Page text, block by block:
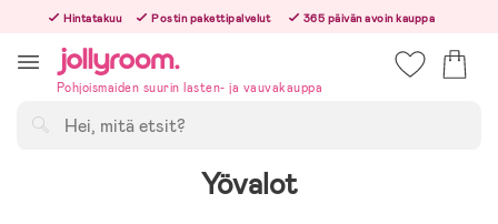
Hoppa
innehållet
Hintatakuu Postin pakettipalvelut
365 päivän avoin kauppa
Tilaa arkisin ennen klo 13.00 – lähetämme tilauksen jo samana päivänä!
Pohjoismaiden suurin lasten- ja vauvakauppa
Yövalot